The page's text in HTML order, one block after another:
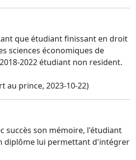
que étudiant finissant en droit
sciences économiques de
2022 étudiant non resident.
au prince, 2023-10-22)
succès son mémoire, l'étudiant
diplôme lui permettant d'intégrer